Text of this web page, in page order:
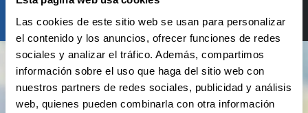
Las cookies de este sitio web se usan para personalizar
el contenido y los anuncios, ofrecer funciones de redes
sociales y analizar el tráfico. Además, compartimos
información sobre el uso que haga del sitio web con
nuestros partners de redes sociales, publicidad y análisis
web, quienes pueden combinarla con otra información